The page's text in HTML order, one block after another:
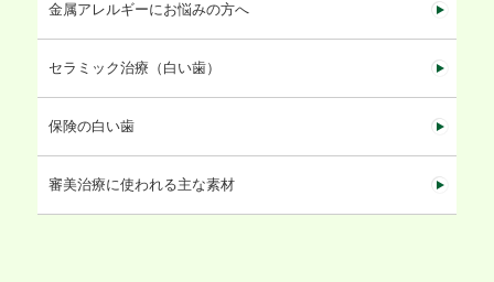
金属アレルギーにお悩みの方へ
セラミック治療（白い歯）
保険の白い歯
審美治療に使われる主な素材